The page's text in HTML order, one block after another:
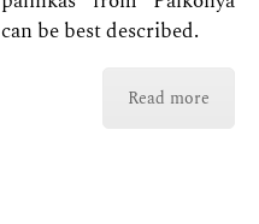
can be best described.
Read more